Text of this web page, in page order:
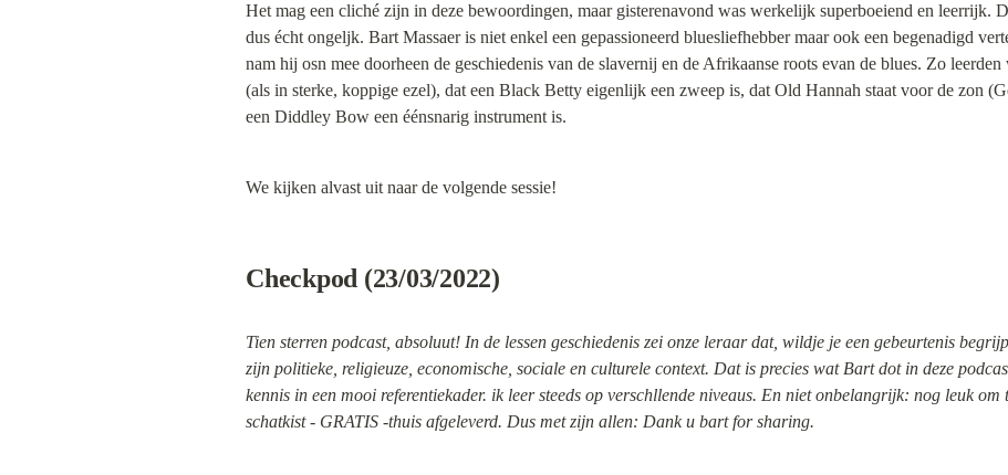
Het mag een cliché zijn in deze bewoordingen, maar gisterenavond was werkelijk superboeiend en leerrijk.
dus écht ongeljk. Bart Massaer is niet enkel een gepassioneerd bluesliefhebber maar ook een begenadigd
nam hij osn mee doorheen de geschiedenis van de slavernij en de Afrikaanse roots evan de blues. Zo
(als in sterke, koppige ezel), dat een Black Betty eigenlijk een zweep is, dat Old Hannah staat voor de zon
een Diddley Bow een éénsnarig instrument is.
We kijken alvast uit naar de volgende sessie!
Checkpod (23/03/2022)
Tien sterren podcast, absoluut! In de lessen geschiedenis zei onze leraar dat, wildje je een gebeurtenis
zijn politieke, religieuze, economische, sociale en culturele context. Dat is precies wat Bart dot in deze
kennis in een mooi referentiekader. ik leer steeds op verschllende niveaus. En niet onbelangrijk: nog leuk
schatkist - GRATIS -thuis afgeleverd. Dus met zijn allen: Dank u bart for sharing.